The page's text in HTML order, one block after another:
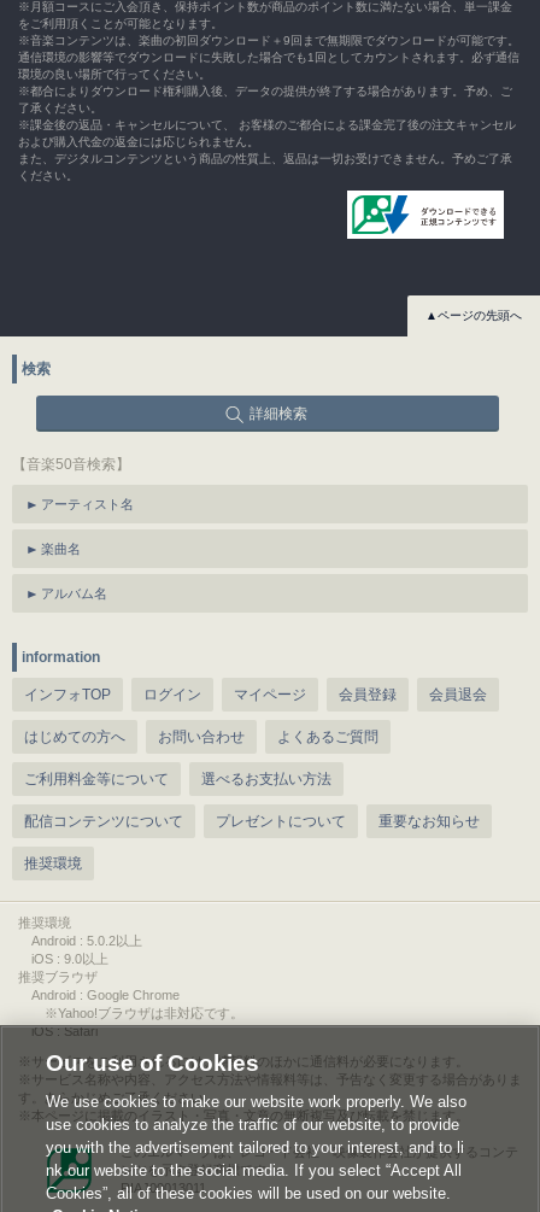
※月額コースにご入会頂き、保持ポイント数が商品のポイント数に満たない場合、単一課金
をご利用頂くことが可能となります。
※音楽コンテンツは、楽曲の初回ダウンロード＋9回まで無期限でダウンロードが可能です。
通信環境の影響等でダウンロードに失敗した場合でも1回としてカウントされます。必ず通信
環境の良い場所で行ってください。
※都合によりダウンロード権利購入後、データの提供が終了する場合があります。予め、ご
了承ください。
※課金後の返品・キャンセルについて、 お客様のご都合による課金完了後の注文キャンセル
および購入代金の返金には応じられません。
また、デジタルコンテンツという商品の性質上、返品は一切お受けできません。予めご了承
ください。
▲ページの先頭へ
検索
詳細検索
【音楽50音検索】
アーティスト名
楽曲名
アルバム名
information
インフォTOP ログイン マイページ 会員登録 会員退会
はじめての方へ お問い合わせ よくあるご質問
ご利用料金等について 選べるお支払い方法
配信コンテンツについて プレゼントについて 重要なお知らせ
推奨環境
推奨環境
Android : 5.0.2以上
iOS : 9.0以上
推奨ブラウザ
Android : Google Chrome
※Yahoo!ブラウザは非対応です。
iOS : Safari
サービスをご利用されるには、情報料のほかに通信料が必要になります。
サービス名称や内容、アクセス方法や情報料等は、予告なく変更する場合がありま
す。あらかじめご了承ください。
本ページに掲載のイラスト・写真・文章の無断複写及び転載を禁じます。
このエルマークは、レコード会社・映像製作会社が提供するコンテ
ンツを示す登録商標です。
RIAJ00013011
Our use of Cookies
We use cookies to make our website work properly. We also
use cookies to analyze the traffic of our website, to provide
you with the advertisement tailored to your interest, and to li
nk our website to the social media. If you select “Accept All
Cookies”, all of these cookies will be used on our website.